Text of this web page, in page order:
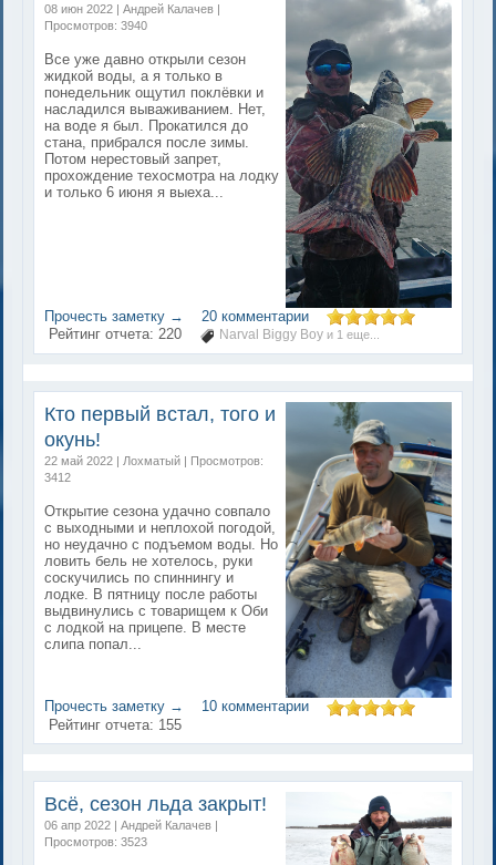
08 июн 2022 | Андрей Калачев |
Просмотров: 3940
Все уже давно открыли сезон
жидкой воды, а я только в
понедельник ощутил поклёвки и
насладился вываживанием. Нет,
на воде я был. Прокатился до
стана, прибрался после зимы.
Потом нерестовый запрет,
прохождение техосмотра на лодку
и только 6 июня я выеха...
Прочесть заметку →
20 комментарии
Рейтинг отчета:220 Narval Biggy Boy и 1 еще...
Кто первый встал, того и
окунь!
22 май 2022 | Лохматый | Просмотров:
3412
Открытие сезона удачно совпало
с выходными и неплохой погодой,
но неудачно с подъемом воды. Но
ловить бель не хотелось, руки
соскучились по спиннингу и
лодке. В пятницу после работы
выдвинулись с товарищем к Оби
с лодкой на прицепе. В месте
слипа попал...
Прочесть заметку →
10 комментарии
Рейтинг отчета: 155
Всё, сезон льда закрыт!
06 апр 2022 | Андрей Калачев |
Просмотров: 3523